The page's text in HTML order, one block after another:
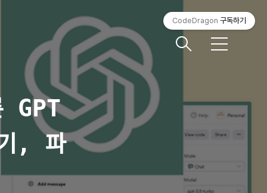
메
GPT
, 파
CodeDragon 구독하기